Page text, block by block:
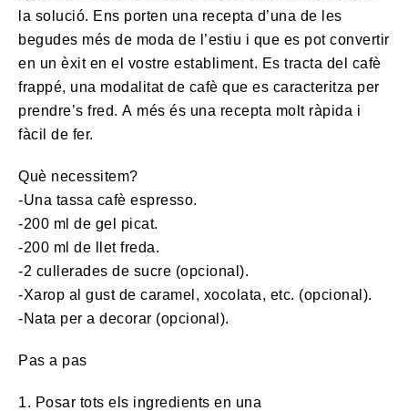
la solució. Ens porten una recepta d’una de les
begudes més de moda de l’estiu i que es pot convertir
en un èxit en el vostre establiment. Es tracta del cafè
frappé, una modalitat de cafè que es caracteritza per
prendre’s fred. A més és una recepta molt ràpida i
fàcil de fer.
Què necessitem?
-Una tassa cafè espresso.
-200 ml de gel picat.
-200 ml de llet freda.
-2 cullerades de sucre (opcional).
-Xarop al gust de caramel, xocolata, etc. (opcional).
-Nata per a decorar (opcional).
Pas a pas
1. Posar tots els ingredients en una